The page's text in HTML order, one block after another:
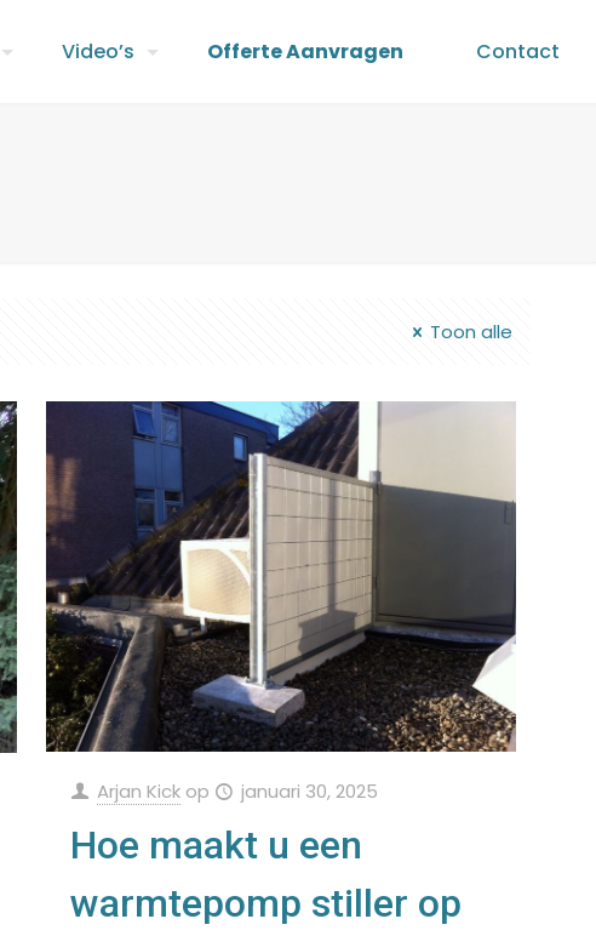
Video’s Offerte Aanvragen Contact
Toon alle
Arjan Kick op januari 30, 2025
Hoe maakt u een
warmtepomp stiller op